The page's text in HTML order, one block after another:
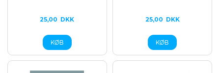
25,00 DKK 25,00 DKK